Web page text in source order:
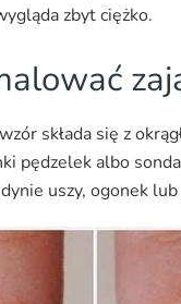
zbyt ciężko.
składa się z
pędzelek albo
uszy, ogonek